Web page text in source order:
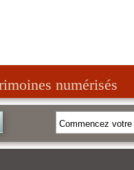
numérisés